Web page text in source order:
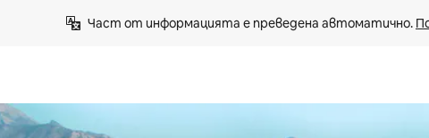
Част от информацията е преведена автоматично.